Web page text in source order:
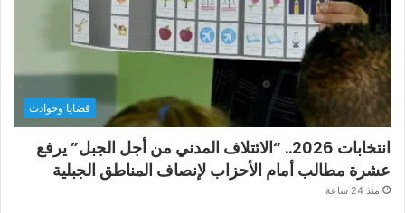
قضايا وحوادث
انتخابات 2026.. “الائتلاف المدني من أجل الجبل” يرفع
عشرة مطالب أمام الأحزاب لإنصاف المناطق الجبلية
منذ 24 ساعة